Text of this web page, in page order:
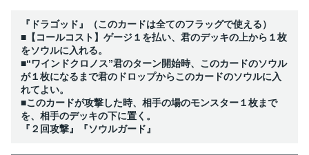
『ドラゴッド』（このカードは全てのフラッグで使える）
■【コールコスト】ゲージ１を払い、君のデッキの上から１枚
をソウルに入れる。
■“ワインドクロノス”君のターン開始時、このカードのソウル
が１枚になるまで君のドロップからこのカードのソウルに入
れてよい。
■このカードが攻撃した時、相手の場のモンスター１枚まで
を、相手のデッキの下に置く。
『２回攻撃』『ソウルガード』